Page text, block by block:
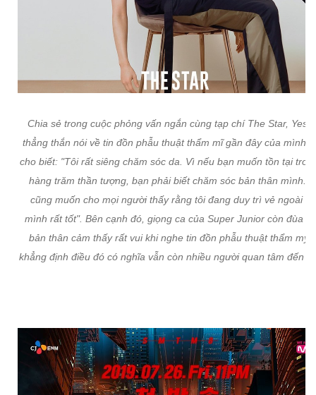
Chia sẻ trong cuộc phỏng vấn ngắn cùng tạp chí The Star,
thẳng thắn nói về tin đồn phẫu thuật thẩm mĩ gần đây của mình,
cho biết: "Tôi rất siêng chăm sóc da. Vì nếu bạn muốn tồn tại
hàng trăm thần tượng, bạn phải biết chăm sóc bản thân mình.
cũng muốn cho mọi người thấy rằng tôi đang duy trì vẻ ngoài
mình rất tốt". Bên cạnh đó, giọng ca của Super Junior còn đùa
bản thân cảm thấy rất vui khi nghe tin đồn phẫu thuật thẩm mỹ
khẳng định điều đó có nghĩa vẫn còn nhiều người quan tâm đến